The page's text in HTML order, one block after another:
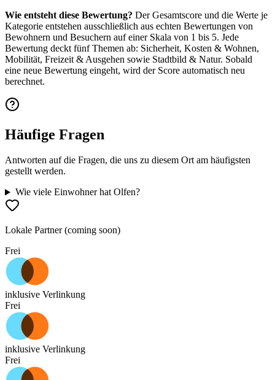
Wie entsteht diese Bewertung? Der Gesamtscore und die Werte je
Kategorie entstehen ausschließlich aus echten Bewertungen von
Bewohnern und Besuchern auf einer Skala von 1 bis 5. Jede
Bewertung deckt fünf Themen ab: Sicherheit, Kosten & Wohnen,
Mobilität, Freizeit & Ausgehen sowie Stadtbild & Natur. Sobald
eine neue Bewertung eingeht, wird der Score automatisch neu
berechnet.
Häufige Fragen
Antworten auf die Fragen, die uns zu diesem Ort am häufigsten
gestellt werden.
Wie viele Einwohner hat Olfen?
Lokale Partner (coming soon)
Frei
inklusive Verlinkung
Frei
inklusive Verlinkung
Frei